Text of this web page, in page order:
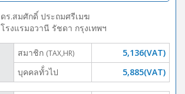
ดร.สมศักดิ์ ประถมศรีเมฆ
โรงแรมอวานี รัชดา กรุงเทพฯ
สมาชิก (TAX,HR)
5,136(VAT)
บุคคลทั้่วไป
5,885(VAT)